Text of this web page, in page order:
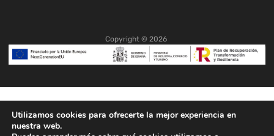
Copyright © 2026
Utilizamos cookies para ofrecerte la mejor experiencia en
nuestra web.